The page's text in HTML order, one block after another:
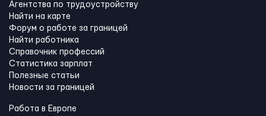
Агентства по трудоустройству
Найти на карте
Форум о работе за границей
Найти работника
Справочник профессий
Статистика зарплат
Полезные статьи
Новости за границей
Работа в Европе